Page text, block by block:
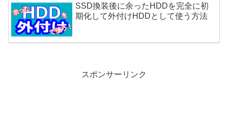
SSD換装後に余ったHDDを完全に初
期化して外付けHDDとして使う方法
スポンサーリンク